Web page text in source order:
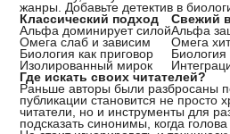
жанры. Добавьте детектив в
Классический подход
Свежий
Альфа доминирует силойАльфа
Омега слаб и зависим
Омега
Биология как приговор
Изолированный мирок
Где искать своих читателей?
Раньше авторы были разбросаны
публикации становится не просто
читатели, но и инструменты для
подсказать синонимы, когда